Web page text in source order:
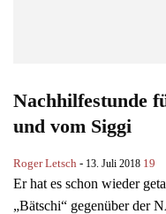
Nachhilfestunde
und vom Siggi
Roger Letsch - 13. Juli 2018 19
Er hat es schon wieder
„Bätschi“ gegenüber der